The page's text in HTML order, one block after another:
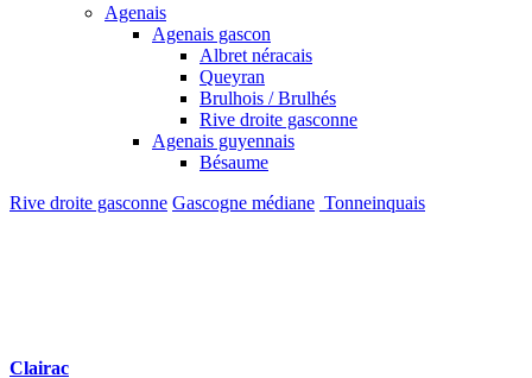
Agenais
Agenais gascon
Albret néracais
Queyran
Brulhois / Brulhés
Rive droite gasconne
Agenais guyennais
Bésaume
Rive droite gasconne Gascogne médiane Tonneinquais
Clairac